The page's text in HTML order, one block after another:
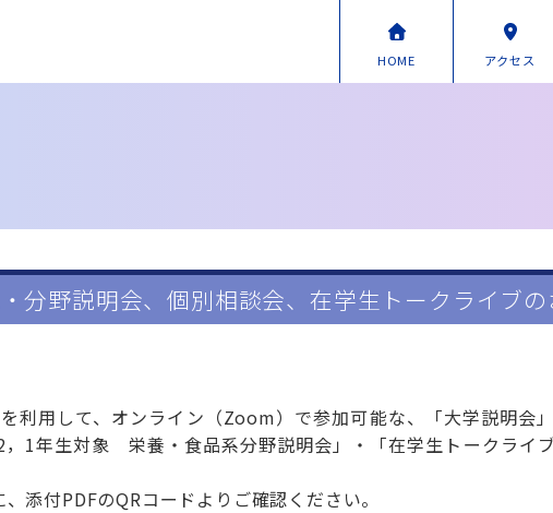
HOME アクセス
分野説明会、個別相談会、在学生トークライブ
利用して、オンライン（Zoom）で参加可能な、「大学説明会
，1年生対象 栄養・食品系分野説明会」・「在学生トークライ
添付PDFのQRコードよりご確認ください。